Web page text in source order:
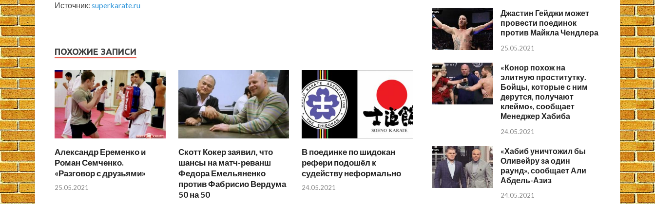
Источник: superkarate.ru
ПОХОЖИЕ ЗАПИСИ
Александр Еременко и
Роман Семченко.
«Разговор с друзьями»
25.05.2021
Скотт Кокер заявил, что
шансы на матч-реванш
Федора Емельяненко
против Фабрисио Вердума
50 на 50
В поединке по шидокан
рефери подошёл к
судейству неформально
24.05.2021
Джастин Гейджи может
провести поединок
против Майкла Чендлера
25.05.2021
«Конор похож на
элитную проститутку.
Бойцы, которые с ним
дерутся, получают
клеймо», сообщает
Менеджер Хабиба
24.05.2021
«Хабиб уничтожил бы
Оливейру за один
раунд», сообщает Али
Абдель-Азиз
24.05.2021